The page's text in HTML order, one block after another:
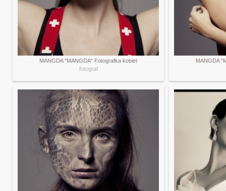
MANGDA "MANGDA" Fotografka kobiet
fotograf
MANGDA